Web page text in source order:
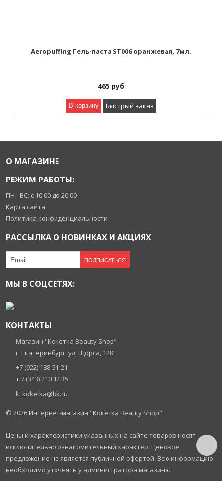
Aeropuffing Гель-паста ST006 оранжевая, 7мл.
465 руб
В корзину Быстрый заказ
О МАГАЗИНЕ
РЕЖИМ РАБОТЫ:
ПН - ВС: с 10:00 до 20:00
Карта сайта
Политика конфиденциальности
РАССЫЛКА О НОВИНКАХ И АКЦИЯХ
ПОДПИСАТЬСЯ
МЫ В СОЦСЕТЯХ:
КОНТАКТЫ
Магазин "Кокетка Beauty Shop"
г. Екатеринбург, ул. Щорса, 128
+7 (922) 188-51-21
+ 7 (343) 210 12 35
k_koketka@bk.ru
© 2026 Интернет-магазин "Кокетка Beauty Shop"
Цены и характеристики указанных на сайте товаров носят
исключительно ознакомительный характер. Ценовое
предложение не является публичной офертой. Всю информацию
необходимо уточнять у администратора магазина.